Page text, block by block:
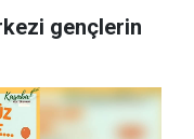
gençlerin